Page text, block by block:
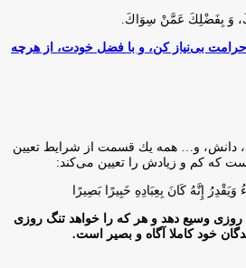
وَ بِفَضْلِكَ عَمَّنْ سِوَاكَ‏.
حرامت بی‌نیاز کن، و با فضل خودت، از هرچه
دانش، و… همه يك قسمت از شرايط تعيين
كه كم و زيادش را تعيين مى‌كند:
إِنَّهُ كَانَ بِعِبَادِهِ خَبِيرًا بَصِيرًا
روزی وسیع دهد و هر که را خواهد تنگ روزی
خود کاملا آگاه و بصیر است.